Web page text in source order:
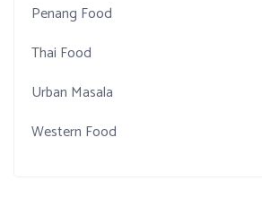
Penang Food
Thai Food
Urban Masala
Western Food